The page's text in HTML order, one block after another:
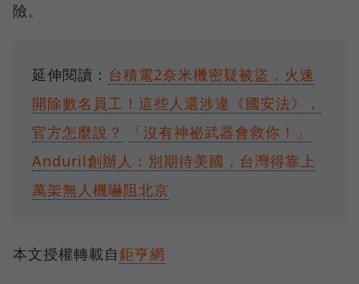
險。
延伸閱讀： 台積電2奈米機密疑被盜，火速
開除數名員工！這些人還涉違《國安法》，
官方怎麼說？
「沒有神祕武器會救你！」
Anduril創辦人：別期待美國，台灣得靠上
萬架無人機嚇阻北京
本文授權轉載自鉅亨網